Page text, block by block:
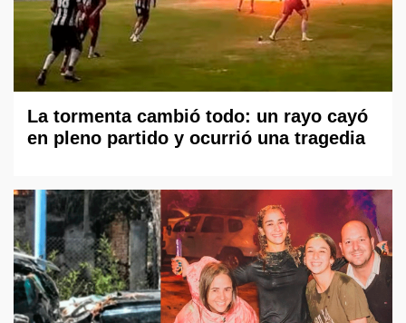
La tormenta cambió todo: un rayo cayó
en pleno partido y ocurrió una tragedia